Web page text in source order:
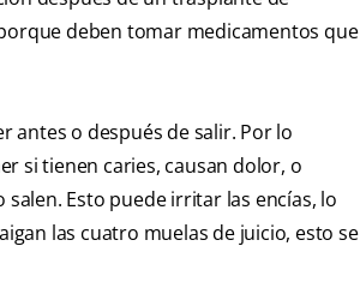
deben tomar medicamentos que
antes o después de salir. Por lo
si tienen caries, causan dolor, o
Esto puede irritar las encías, lo
las cuatro muelas de juicio, esto se